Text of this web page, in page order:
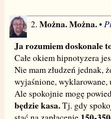
2. Można. Można.•
Ja rozumiem doskonale
Całe okiem hipnotyzera
Nie mam złudzeń jednak,
wyjaśnione, wyklarowane,
Ale spokojnie mogę
będzie kasa.Tj. gdy